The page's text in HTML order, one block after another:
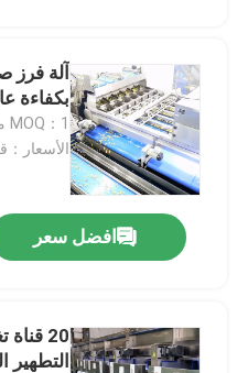
آلة فرز
بكفاءة عالية 2
MOQ：1 مجموعة
الأسعار：
افضل سعر
20
التطهير